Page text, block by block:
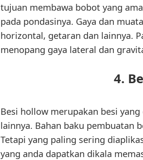
tujuan membawa bobot yang
pada pondasinya. Gaya dan
horizontal, getaran dan lainnya.
menopang gaya lateral dan
4.
Besi hollow merupakan besi
lainnya. Bahan baku pembuatan
Tetapi yang paling sering
yang anda dapatkan dikala